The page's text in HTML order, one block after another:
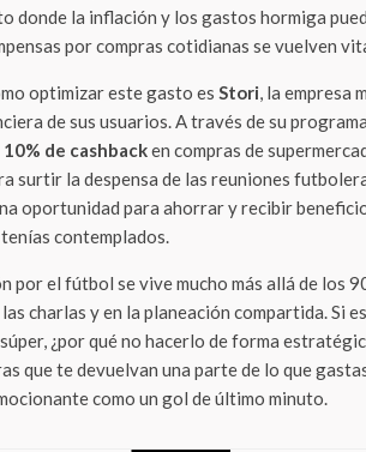
donde la inflación y los gastos hormiga
por compras cotidianas se vuelven
optimizar este gasto es Stori, la empresa
de sus usuarios. A través de su programa
10% de cashbacken compras de
surtir la despensa de las reuniones
oportunidad para ahorrar y recibir
contemplados.
por el fútbol se vive mucho más allá de los
charlas y en la planeación compartida. Si
¿por qué no hacerlo de forma
que te devuelvan una parte de lo que
como un gol de último minuto.